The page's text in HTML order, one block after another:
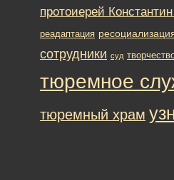
протоиерей
реадаптация
сотрудники суд
тюремное
тюремный храм